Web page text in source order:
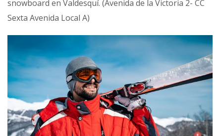
snowboard en Valdesquí. (Avenida de la Victoria 2- CC
Sexta Avenida Local A)